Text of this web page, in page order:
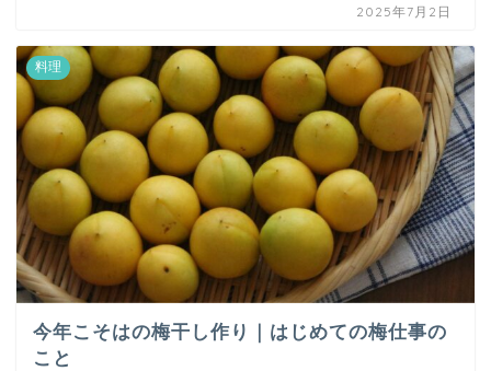
2025年7月2日
料理
今年こそはの梅干し作り｜はじめての梅仕事の
こと